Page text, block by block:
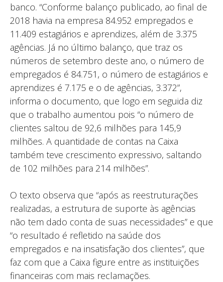
banco. “Conforme balanço publicado, ao final de
2018 havia na empresa 84.952 empregados e
11.409 estagiários e aprendizes, além de 3.375
agências. Já no último balanço, que traz os
números de setembro deste ano, o número de
empregados é 84.751, o número de estagiários e
aprendizes é 7.175 e o de agências, 3.372”,
informa o documento, que logo em seguida diz
que o trabalho aumentou pois “o número de
clientes saltou de 92,6 milhões para 145,9
milhões. A quantidade de contas na Caixa
também teve crescimento expressivo, saltando
de 102 milhões para 214 milhões”.
O texto observa que “após as reestruturações
realizadas, a estrutura de suporte às agências
não tem dado conta de suas necessidades” e que
“o resultado é refletido na saúde dos
empregados e na insatisfação dos clientes”, que
faz com que a Caixa figure entre as instituições
financeiras com mais reclamações.